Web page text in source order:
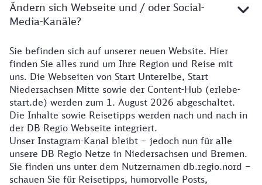
Ändern sich Webseite und / oder Social-
Media-Kanäle?
Details zur Website
Sie befinden sich auf unserer neuen Website. Hier
finden Sie alles rund um Ihre Region und Reise mit
uns. Die Webseiten von Start Unterelbe, Start
Niedersachsen Mitte sowie der Content-Hub (erlebe-
start.de) werden zum 1. August 2026 abgeschaltet.
Die Inhalte sowie Reisetipps werden nach und nach in
der DB Regio Webseite integriert.
Unser Instagram-Kanal bleibt – jedoch nun für alle
unsere DB Regio Netze in Niedersachsen und Bremen.
Sie finden uns unter dem Nutzernamen db.regio.nord –
schauen Sie für Reisetipps, humorvolle Posts,